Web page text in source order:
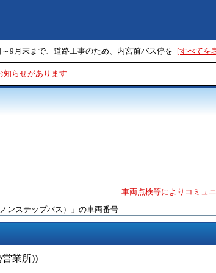
～9月末まで、道路工事のため、内宮前バス停を [すべてを
知らせがあります
車両点検等によりコミュ
ンステップバス） 」 の車両番号
営業所))